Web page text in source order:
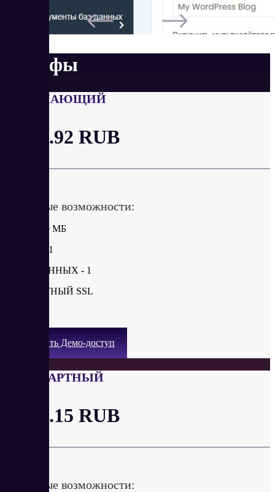
Тарифы
НАЧИНАЮЩИЙ
от 24.92 RUB
Ключевые возможности:
ДИСК 500 МБ
САЙТЫ - 1
БАЗЫ ДАННЫХ - 1
БЕСПЛАТНЫЙ SSL
Получить Демо-доступ
СТАНДАРТНЫЙ
от 84.15 RUB
Ключевые возможности: